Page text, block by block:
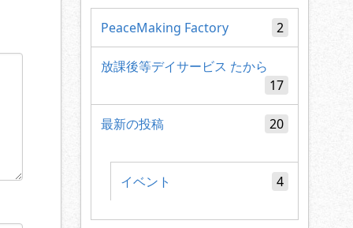
PeaceMaking Factory 2
放課後等デイサービス たから
17
最新の投稿 20
イベント 4